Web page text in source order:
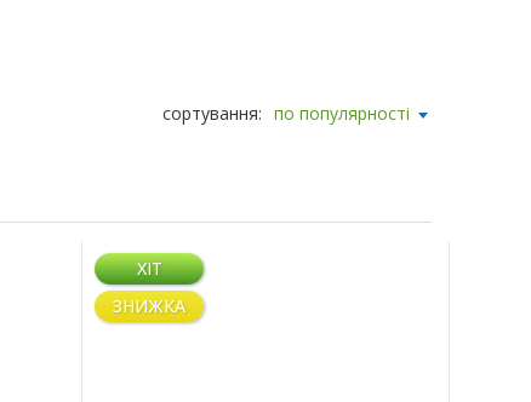
сортування: по популярності
ХІТ
ЗНИЖКА